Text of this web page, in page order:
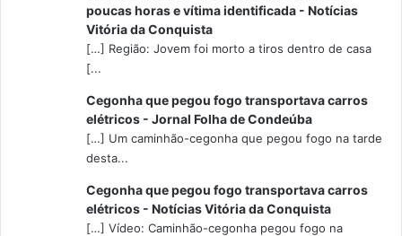
poucas horas e vítima identificada - Notícias
Vitória da Conquista
[…] Região: Jovem foi morto a tiros dentro de casa
[...
Cegonha que pegou fogo transportava carros
elétricos - Jornal Folha de Condeúba
[…] Um caminhão-cegonha que pegou fogo na tarde
desta...
Cegonha que pegou fogo transportava carros
elétricos - Notícias Vitória da Conquista
[…] Vídeo: Caminhão-cegonha pegou fogo na